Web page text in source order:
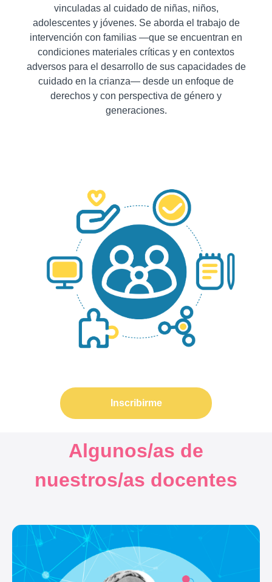
vinculadas al cuidado de niñas, niños,
adolescentes y jóvenes. Se aborda el trabajo de
intervención con familias —que se encuentran en
condiciones materiales críticas y en contextos
adversos para el desarrollo de sus capacidades de
cuidado en la crianza— desde un enfoque de
derechos y con perspectiva de género y
generaciones.
Inscribirme
Algunos/as de
nuestros/as docentes